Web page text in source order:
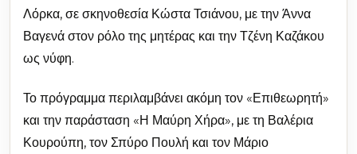
Λόρκα, σε σκηνοθεσία Κώστα Τσιάνου, με την Άννα
Βαγενά στον ρόλο της μητέρας και την Τζένη Καζάκου
ως νύφη.
Το πρόγραμμα περιλαμβάνει ακόμη τον «Επιθεωρητή»
και την παράσταση «Η Μαύρη Χήρα», με τη Βαλέρια
Κουρούπη, τον Σπύρο Πουλή και τον Μάριο